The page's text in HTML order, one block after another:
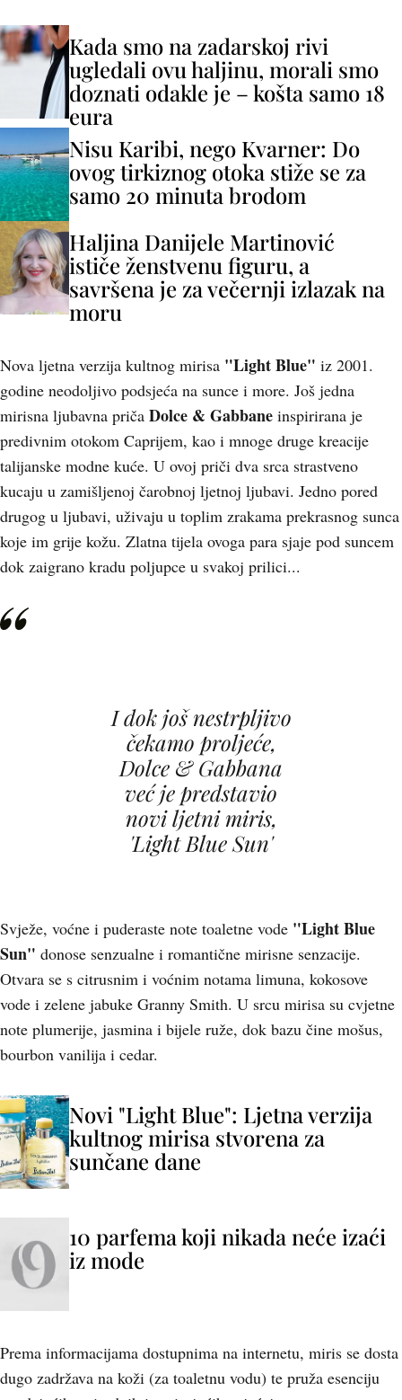
Kada smo na zadarskoj rivi
ugledali ovu haljinu, morali smo
doznati odakle je – košta samo 18
eura
Nisu Karibi, nego Kvarner: Do
ovog tirkiznog otoka stiže se za
samo 20 minuta brodom
Haljina Danijele Martinović
ističe ženstvenu figuru, a
savršena je za večernji izlazak na
moru
Nova ljetna verzija kultnog mirisa "Light Blue" iz 2001.
godine neodoljivo podsjeća na sunce i more. Još jedna
mirisna ljubavna priča Dolce & Gabbane inspirirana je
predivnim otokom Caprijem, kao i mnoge druge kreacije
talijanske modne kuće. U ovoj priči dva srca strastveno
kucaju u zamišljenoj čarobnoj ljetnoj ljubavi. Jedno pored
drugog u ljubavi, uživaju u toplim zrakama prekrasnog sunca
koje im grije kožu. Zlatna tijela ovoga para sjaje pod suncem
dok zaigrano kradu poljupce u svakoj prilici...
I dok još nestrpljivo
čekamo proljeće,
Dolce & Gabbana
već je predstavio
novi ljetni miris,
'Light Blue Sun'
Svježe, voćne i puderaste note toaletne vode "Light Blue
Sun" donose senzualne i romantične mirisne senzacije.
Otvara se s citrusnim i voćnim notama limuna, kokosove
vode i zelene jabuke Granny Smith. U srcu mirisa su cvjetne
note plumerije, jasmina i bijele ruže, dok bazu čine mošus,
bourbon vanilija i cedar.
Novi "Light Blue": Ljetna verzija
kultnog mirisa stvorena za
sunčane dane
10 parfema koji nikada neće izaći
iz mode
Prema informacijama dostupnima na internetu, miris se dosta
dugo zadržava na koži (za toaletnu vodu) te pruža esenciju